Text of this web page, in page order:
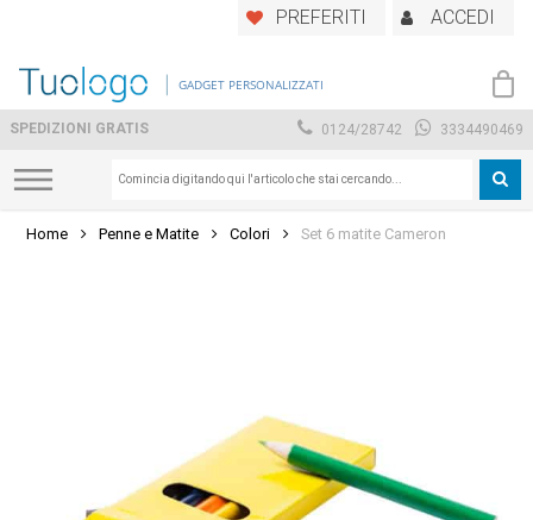
main
PREFERITI ACCEDI
GADGET PERSONALIZZATI
SPEDIZIONI GRATIS 0124/28742 3334490469
Home Penne e Matite Colori Set 6 matite Cameron